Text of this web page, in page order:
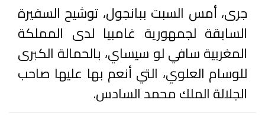
جرى، أمس السبت ببانجول، توشيح السفيرة
السابقة لجمهورية غامبيا لدى المملكة
المغربية سافي لو سيساي، بالحمالة الكبرى
للوسام العلوي، التي أنعم بها عليها صاحب
الجلالة الملك محمد السادس.